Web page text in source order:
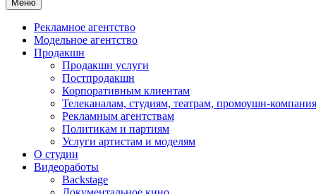
Меню
Рекламное агентство
Модельное агентство
Продакшн
Продакшн услуги
Постпродакшн
Корпоративным клиентам
Телеканалам, студиям, театрам, промоушн-
Рекламным агентствам
Политикам и партиям
Услуги артистам и моделям
О студии
Видеоработы
Backstage